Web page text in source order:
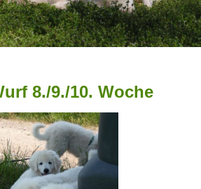
8./9./10. Woche